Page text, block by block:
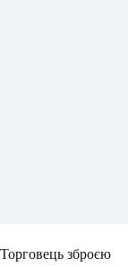
Торговець зброєю